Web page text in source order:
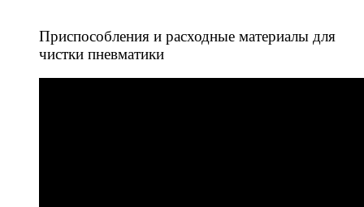
Приспособления и расходные материалы для
чистки пневматики